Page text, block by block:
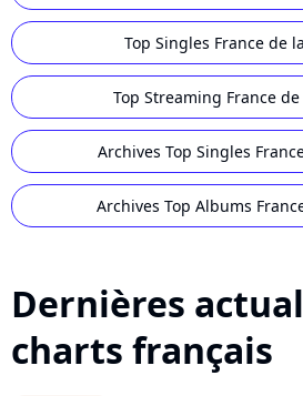
Top Singles France de
Top Streaming France
Archives Top Singles
Archives Top Albums
Dernières
charts français